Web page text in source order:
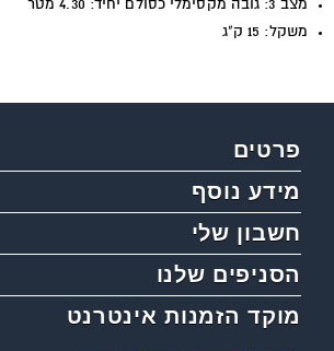
מצב 3: גובה מקסימלי כסולם יחיד: 4.30 מטר
משקל: 15 ק"ג
פרטים
מידע נוסף
חשבון שלי
הסניפים שלנו
מוקד הזמנות אינטרנט